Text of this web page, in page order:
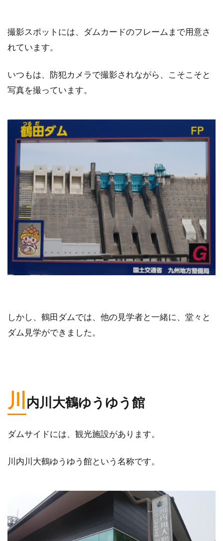
撮影スポットには、ダムカードのフレームまで用意さ
れています。
いつもは、防犯カメラで撮影されながら、こそこそと
写真を撮っています。
しかし、鶴田ダムでは、他の見学者と一緒に、堂々と
ダム見学ができました。
川 内川大鶴ゆうゆう館
ダムサイドには、観光施設があります。
川内川大鶴ゆうゆう館という名称です。